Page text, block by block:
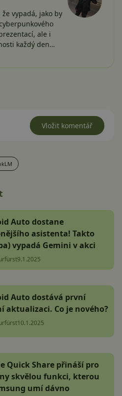
vypadá, jako by
ale i
každý den…
Vložit komentář
Auto dostane
asistenta! Takto
vypadá Gemini v akci
9.1.2025
Auto dostává první
aktualizaci. Co je nového?
10.1.2025
Quick Share přináší pro
skvělou funkci, kterou
umí dávno